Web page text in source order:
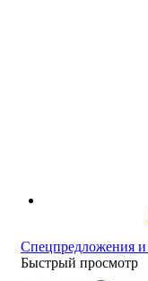
Спецпредложения
Быстрый просмотр